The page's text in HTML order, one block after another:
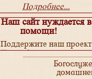
Подробнее...
Наш сайт нуждается в
помощи!
Поддержите наш проект
Подробнее...